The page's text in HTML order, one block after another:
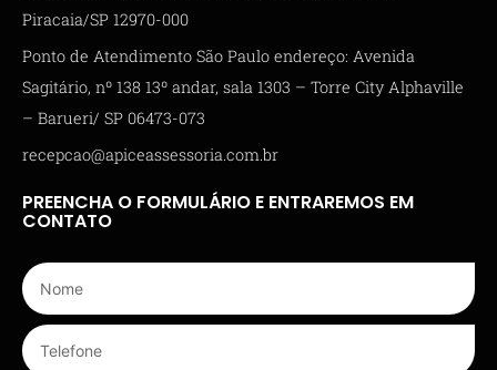
Piracaia/SP 12970-000
Ponto de Atendimento São Paulo endereço: Avenida
Sagitário, nº 138 13º andar, sala 1303 – Torre City Alphaville
– Barueri/ SP 06473-073
recepcao@apiceassessoria.com.br
PREENCHA O FORMULÁRIO E ENTRAREMOS EM
CONTATO